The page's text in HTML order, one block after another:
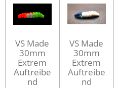
VS Made
30mm
Extrem
Auftreibe
nd
VS Made
30mm
Extrem
Auftreibe
nd